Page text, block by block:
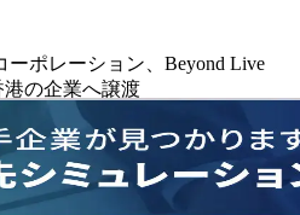
ーポレーション、Beyond Live
港の企業へ譲渡